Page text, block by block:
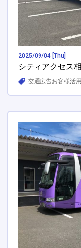
2025/09/04 [Thu]
シティアクセス
交通広告お客様活